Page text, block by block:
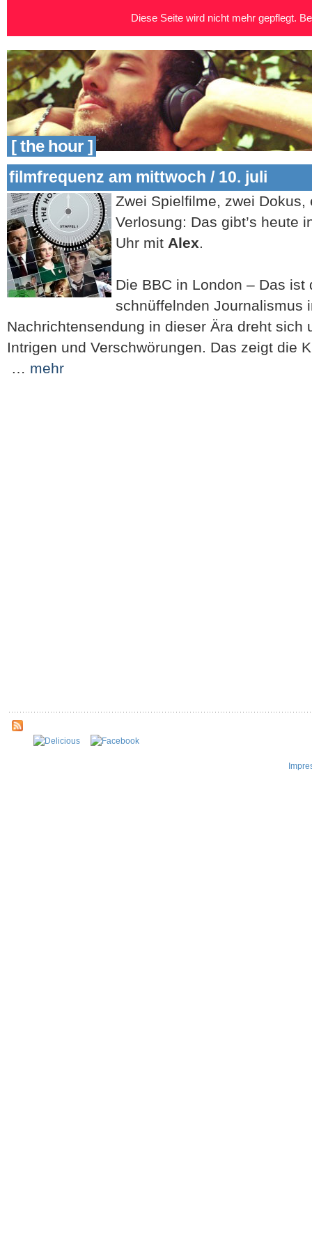
[ the hour ]
filmfrequenz am mittwoch / 10. juli
Zwei Spielfilme, zwei Dokus,
Verlosung: Das gibt’s heute
Uhr mit Alex.
Die BBC in London – Das ist
schnüffelnden Journalismus
Nachrichtensendung in dieser Ära dreht sich
Intrigen und Verschwörungen. Das zeigt die
… mehr
Diese Seite wird nicht mehr gepflegt.